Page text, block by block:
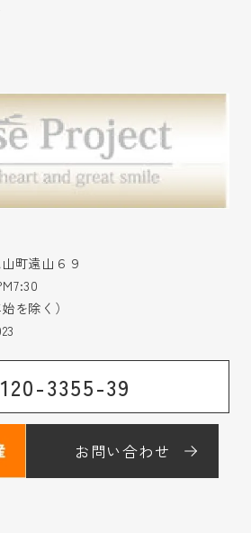
町遠山６９
を除く）
3355-39
お問い合わせ